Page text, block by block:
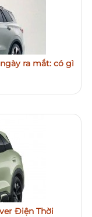
ra mắt: có gì
Điện Thời